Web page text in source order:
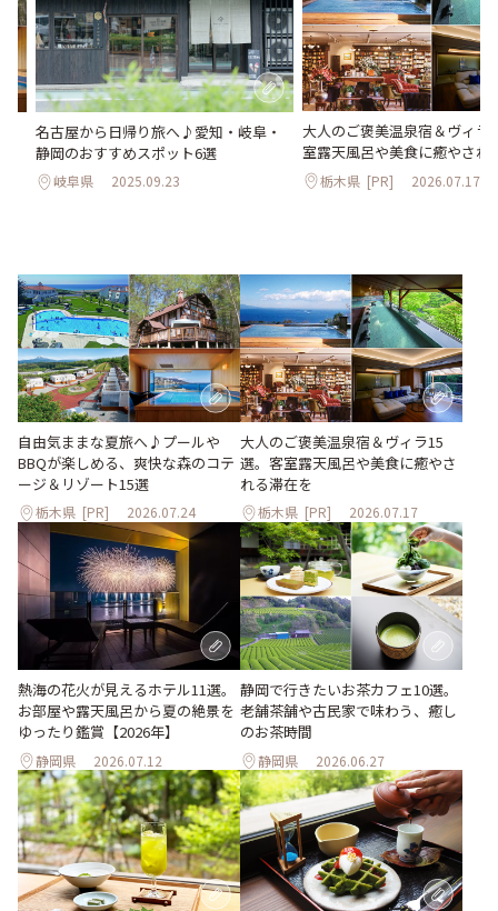
名古屋から日帰り旅へ♪愛知・岐阜・
静岡のおすすめスポット6選
岐阜県 2025.09.23
大人のご褒美温泉宿＆ヴィラ
室露天風呂や美食に癒やされ
栃木県 [PR] 2026.07.17
自由気ままな夏旅へ♪プールや
BBQが楽しめる、爽快な森のコテ
ージ＆リゾート15選
栃木県 [PR] 2026.07.24
大人のご褒美温泉宿＆ヴィラ15
選。客室露天風呂や美食に癒やさ
れる滞在を
栃木県 [PR] 2026.07.17
熱海の花火が見えるホテル11選。
お部屋や露天風呂から夏の絶景を
ゆったり鑑賞【2026年】
静岡県 2026.07.12
静岡で行きたいお茶カフェ10選。
老舗茶舗や古民家で味わう、癒し
のお茶時間
静岡県 2026.06.27